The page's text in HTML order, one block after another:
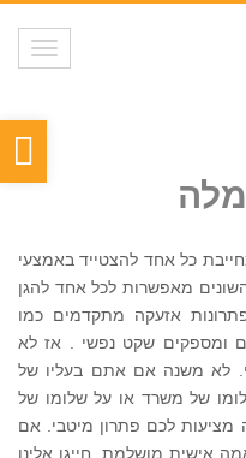
כל אחד להצטייד באמצעי
מאפשרות לכל אחד להגן
אזעקה מתקדמים כמו
ומספקים שקט נפשי . אז לא
לא משנה אם אתם בעליו של
של משרד או על שלומו של
מציעות לכם פתרון מיטבי. אם
אישית מושלמת, חייגו אלינו